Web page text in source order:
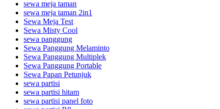
sewa meja taman
sewa meja taman 2in1
Sewa Meja Test
Sewa Misty Cool
sewa panggung
Sewa Panggung Melaminto
Sewa Panggung Multiplek
Sewa Panggung Portable
Sewa Papan Petunjuk
sewa partisi
sewa partisi hitam
sewa partisi panel foto